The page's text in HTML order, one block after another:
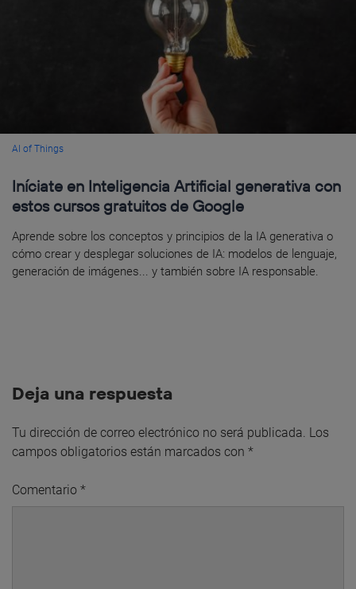
AI of Things
Iníciate en Inteligencia Artificial generativa con
estos cursos gratuitos de Google
Aprende sobre los conceptos y principios de la IA generativa o
cómo crear y desplegar soluciones de IA: modelos de lenguaje,
generación de imágenes... y también sobre IA responsable.
Deja una respuesta
Tu dirección de correo electrónico no será publicada. Los
campos obligatorios están marcados con *
Comentario *